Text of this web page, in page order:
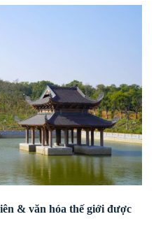
& văn hóa thế giới được